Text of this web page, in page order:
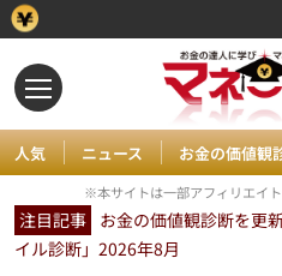
人気 ニュース お金の価値観
※本サイトは一部アフィリエイ
注目記事 お金の価値観診断を更
イル診断」2026年8月